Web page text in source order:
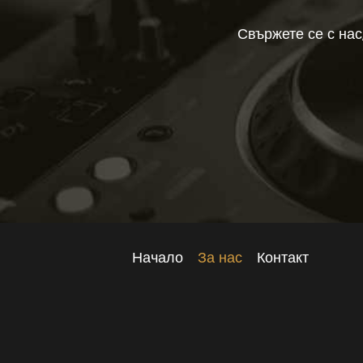
Свържете се с
Начало За нас Контакт